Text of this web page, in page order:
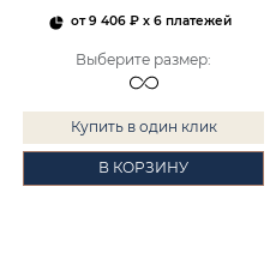
от9 406 ₽x 6 платежей
Выберите размер:
Купить в один клик
В КОРЗИНУ